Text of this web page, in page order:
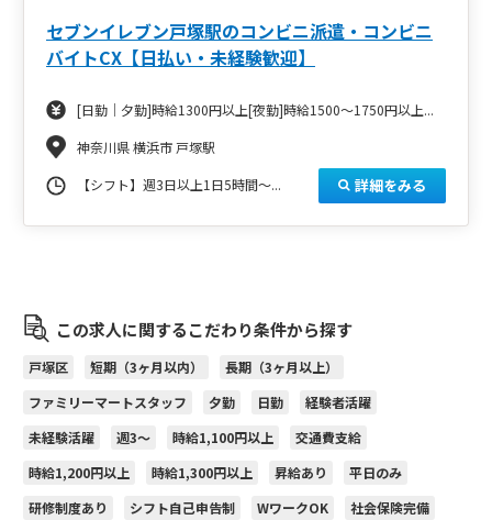
セブンイレブン戸塚駅のコンビニ派遣・コンビニ
バイトCX【日払い・未経験歓迎】
[日勤｜夕勤]時給1300円以上[夜勤]時給1500～1750円以上...
神奈川県 横浜市 戸塚駅
【シフト】週3日以上1日5時間～... 詳細をみる
この求人に関するこだわり条件から探す
戸塚区 短期（3ヶ月以内）
長期（3ヶ月以上）
ファミリーマートスタッフ
夕勤 日勤
経験者活躍
未経験活躍
週3～ 時給1,100円以上
交通費支給
時給1,200円以上
時給1,300円以上 昇給あり
平日のみ
研修制度あり
シフト自己申告制 WワークOK
社会保険完備